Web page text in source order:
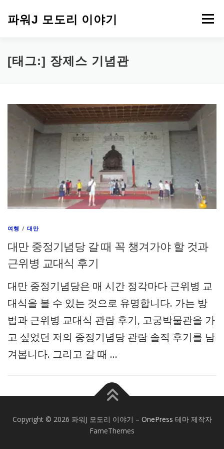
파워J 모도리 이야기 메뉴
여행
[태그:] 장제스 기념관
여행 /대만
대만 중정기념당 갈 때 꼭 챙겨가야 할 것과
근위병 교대식 후기
대만 중정기념당은 매 시간 정각마다 근위병 교
대식을 볼 수 있는 것으로 유명합니다. 가는 방
법과 근위병 교대식 관람 후기, 고궁박물관을 가
고 싶었던 저의 중정기념당 관람 솔직 후기를 남
겨봅니다. 그리고 갈 때 …
Copyright © 2026 파워J 모도리 이야기 – OnePress 테마 제작자
FameThemes